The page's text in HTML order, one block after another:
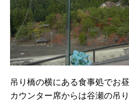
吊り橋の横にある食事処でお
カウンター席からは谷瀬の吊